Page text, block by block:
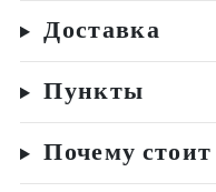
Доставка
Пункты
Почему